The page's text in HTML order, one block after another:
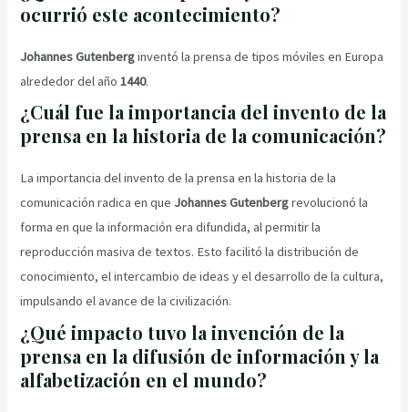
ocurrió este acontecimiento?
Johannes Gutenberginventó la prensa de tipos móviles en Europa
alrededor del año1440.
¿Cuál fue la importancia del invento de la
prensa en la historia de la comunicación?
La importancia del invento de la prensa en la historia de la
comunicación radica en que Johannes Gutenbergrevolucionó la
forma en que la información era difundida, al permitir la
reproducción masiva de textos. Esto facilitó la distribución de
conocimiento, el intercambio de ideas y el desarrollo de la cultura,
impulsando el avance de la civilización.
¿Qué impacto tuvo la invención de la
prensa en la difusión de información y la
alfabetización en el mundo?